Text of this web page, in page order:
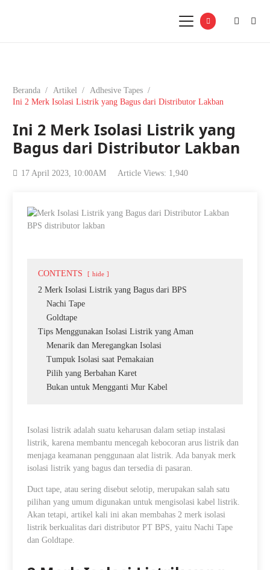
Beranda / Artikel / Adhesive Tapes /
Ini 2 Merk Isolasi Listrik yang Bagus dari Distributor Lakban
Ini 2 Merk Isolasi Listrik yang
Bagus dari Distributor Lakban
17 April 2023, 10:00AM Article Views: 1,940
CONTENTS hide
2 Merk Isolasi Listrik yang Bagus dari BPS
Nachi Tape
Goldtape
Tips Menggunakan Isolasi Listrik yang Aman
Menarik dan Meregangkan Isolasi
Tumpuk Isolasi saat Pemakaian
Pilih yang Berbahan Karet
Bukan untuk Mengganti Mur Kabel
Isolasi listrik adalah suatu keharusan dalam setiap instalasi
listrik, karena membantu mencegah kebocoran arus listrik dan
menjaga keamanan penggunaan alat listrik. Ada banyak merk
isolasi listrik yang bagus dan tersedia di pasaran.
Duct tape, atau sering disebut selotip, merupakan salah satu
pilihan yang umum digunakan untuk mengisolasi kabel listrik.
Akan tetapi, artikel kali ini akan membahas 2 merk isolasi
listrik berkualitas dari distributor PT BPS, yaitu Nachi Tape
dan Goldtape.